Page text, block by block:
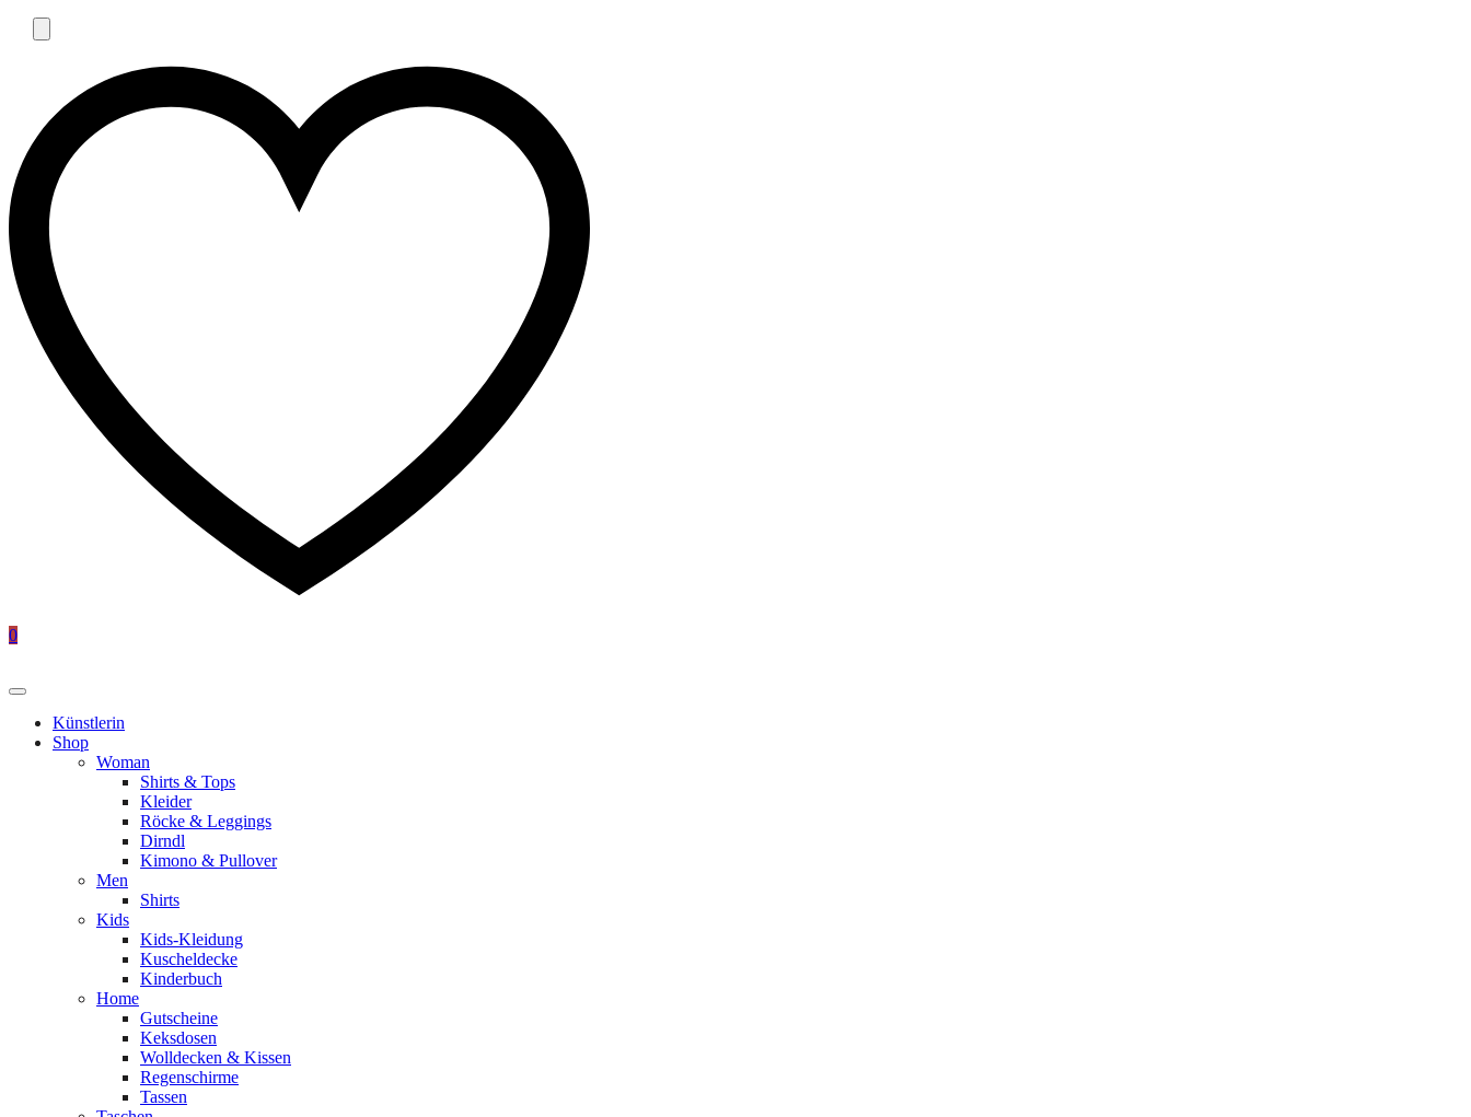
0
Künstlerin
Shop
Woman
Shirts & Tops
Kleider
Röcke & Leggings
Dirndl
Kimono & Pullover
Men
Shirts
Kids
Kids-Kleidung
Kuscheldecke
Kinderbuch
Home
Gutscheine
Keksdosen
Wolldecken & Kissen
Regenschirme
Tassen